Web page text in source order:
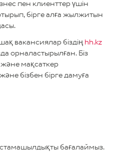
пен клиенттер үшін
бірге алға жылжитын
вакансиялар біздің hh.kz
орналастырылған. Біз
мақсаткер
бізбен бірге дамуға
бағалаймыз.